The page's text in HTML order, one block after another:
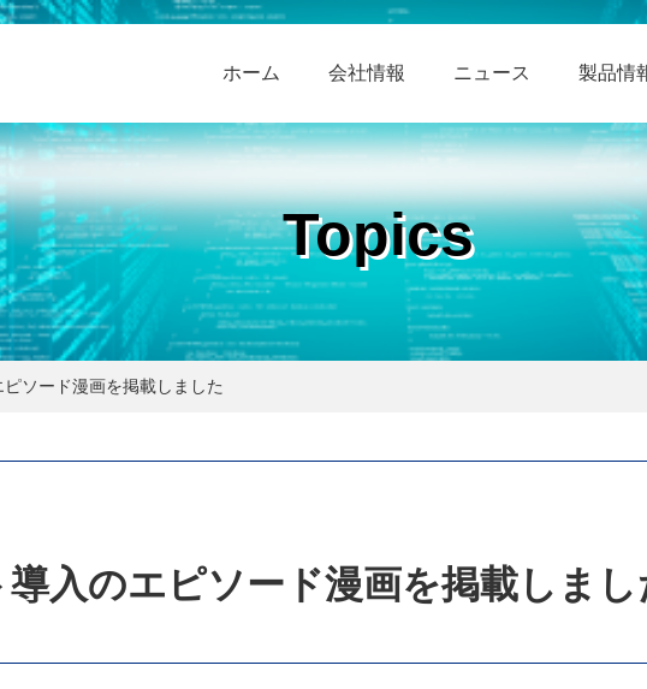
ホーム 会社情報 ニュース 製品情
Topics
ソード漫画を掲載しました
入のエピソード漫画を掲載しまし